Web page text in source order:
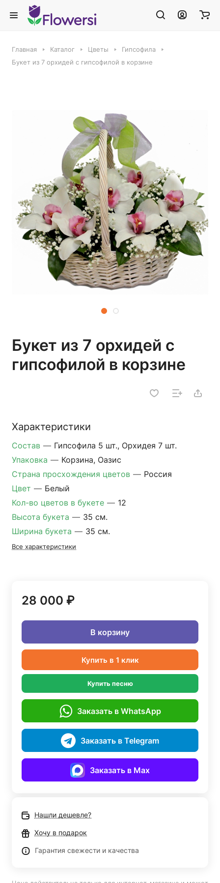
Главная Каталог Цветы
Гипсофила
Букет из 7 орхидей с гипсофилой в корзине
Букет из 7 орхидей с
гипсофилой в корзине
Характеристики
Состав — Гипсофила 5 шт., Орхидея 7 шт.
Упаковка — Корзина, Оазис
Страна просхождения цветов — Россия
Цвет — Белый
Кол-во цветов в букете — 12
Высота букета — 35 см.
Ширина букета — 35 см.
Все характеристики
28 000 ₽
В корзину
Купить в 1 клик
Купить песню
Заказать в WhatsApp
Заказать в Telegram
Заказать в Max
Нашли дешевле?
Хочу в подарок
Гарантия свежести и качества